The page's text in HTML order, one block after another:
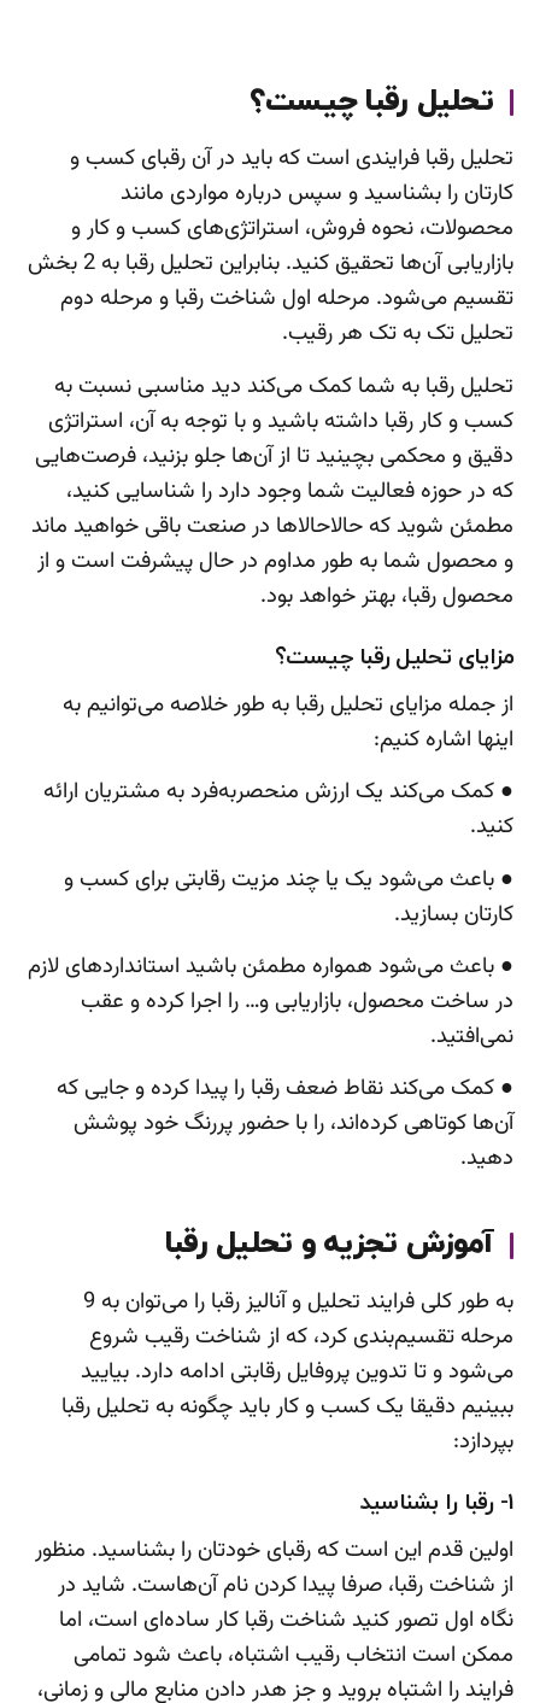
تحلیل رقبا چیست؟
تحلیل رقبا فرایندی است که باید در آن رقبای کسب و
کارتان را بشناسید و سپس درباره مواردی مانند
محصولات، نحوه فروش، استراتژی‌های کسب و کار و
بازاریابی آن‌ها تحقیق کنید. بنابراین تحلیل رقبا به 2 بخش
تقسیم می‌شود. مرحله اول شناخت رقبا و مرحله دوم
تحلیل تک به تک هر رقیب.
تحلیل رقبا به شما کمک می‌کند دید مناسبی نسبت به
کسب و کار رقبا داشته باشید و با توجه به آن، استراتژی
دقیق و محکمی بچینید تا از آن‌ها جلو بزنید، فرصت‌هایی
که در حوزه فعالیت شما وجود دارد را شناسایی کنید،
مطمئن شوید که حالاحالاها در صنعت باقی خواهید ماند
و محصول شما به طور مداوم در حال پیشرفت است و از
محصول رقبا، بهتر خواهد بود.
مزایای تحلیل رقبا چیست؟
از جمله مزایای تحلیل رقبا به طور خلاصه می‌توانیم به
اینها اشاره کنیم:
● کمک می‌کند یک ارزش منحصربه‌فرد به مشتریان ارائه
کنید.
● باعث می‌شود یک یا چند مزیت رقابتی برای کسب و
کارتان بسازید.
● باعث می‌شود همواره مطمئن باشید استانداردهای لازم
در ساخت محصول، بازاریابی و… را اجرا کرده و عقب
نمی‌افتید.
● کمک می‌کند نقاط ضعف رقبا را پیدا کرده و جایی که
آن‌ها کوتاهی کرده‌اند، را با حضور پررنگ خود پوشش
دهید.
آموزش تجزیه و تحلیل رقبا
به طور کلی فرایند تحلیل و آنالیز رقبا را می‌توان به 9
مرحله تقسیم‌بندی کرد، که از شناخت رقیب شروع
می‌شود و تا تدوین پروفایل رقابتی ادامه دارد. بیایید
ببینیم دقیقا یک کسب و کار باید چگونه به تحلیل رقبا
بپردازد:
1- رقبا را بشناسید
اولین قدم این است که رقبای خودتان را بشناسید. منظور
از شناخت رقبا، صرفا پیدا کردن نام آن‌هاست. شاید در
نگاه اول تصور کنید شناخت رقبا کار ساده‌ای است، اما
ممکن است انتخاب رقیب اشتباه، باعث شود تمامی
فرایند را اشتباه بروید و جز هدر دادن منابع مالی و زمانی،